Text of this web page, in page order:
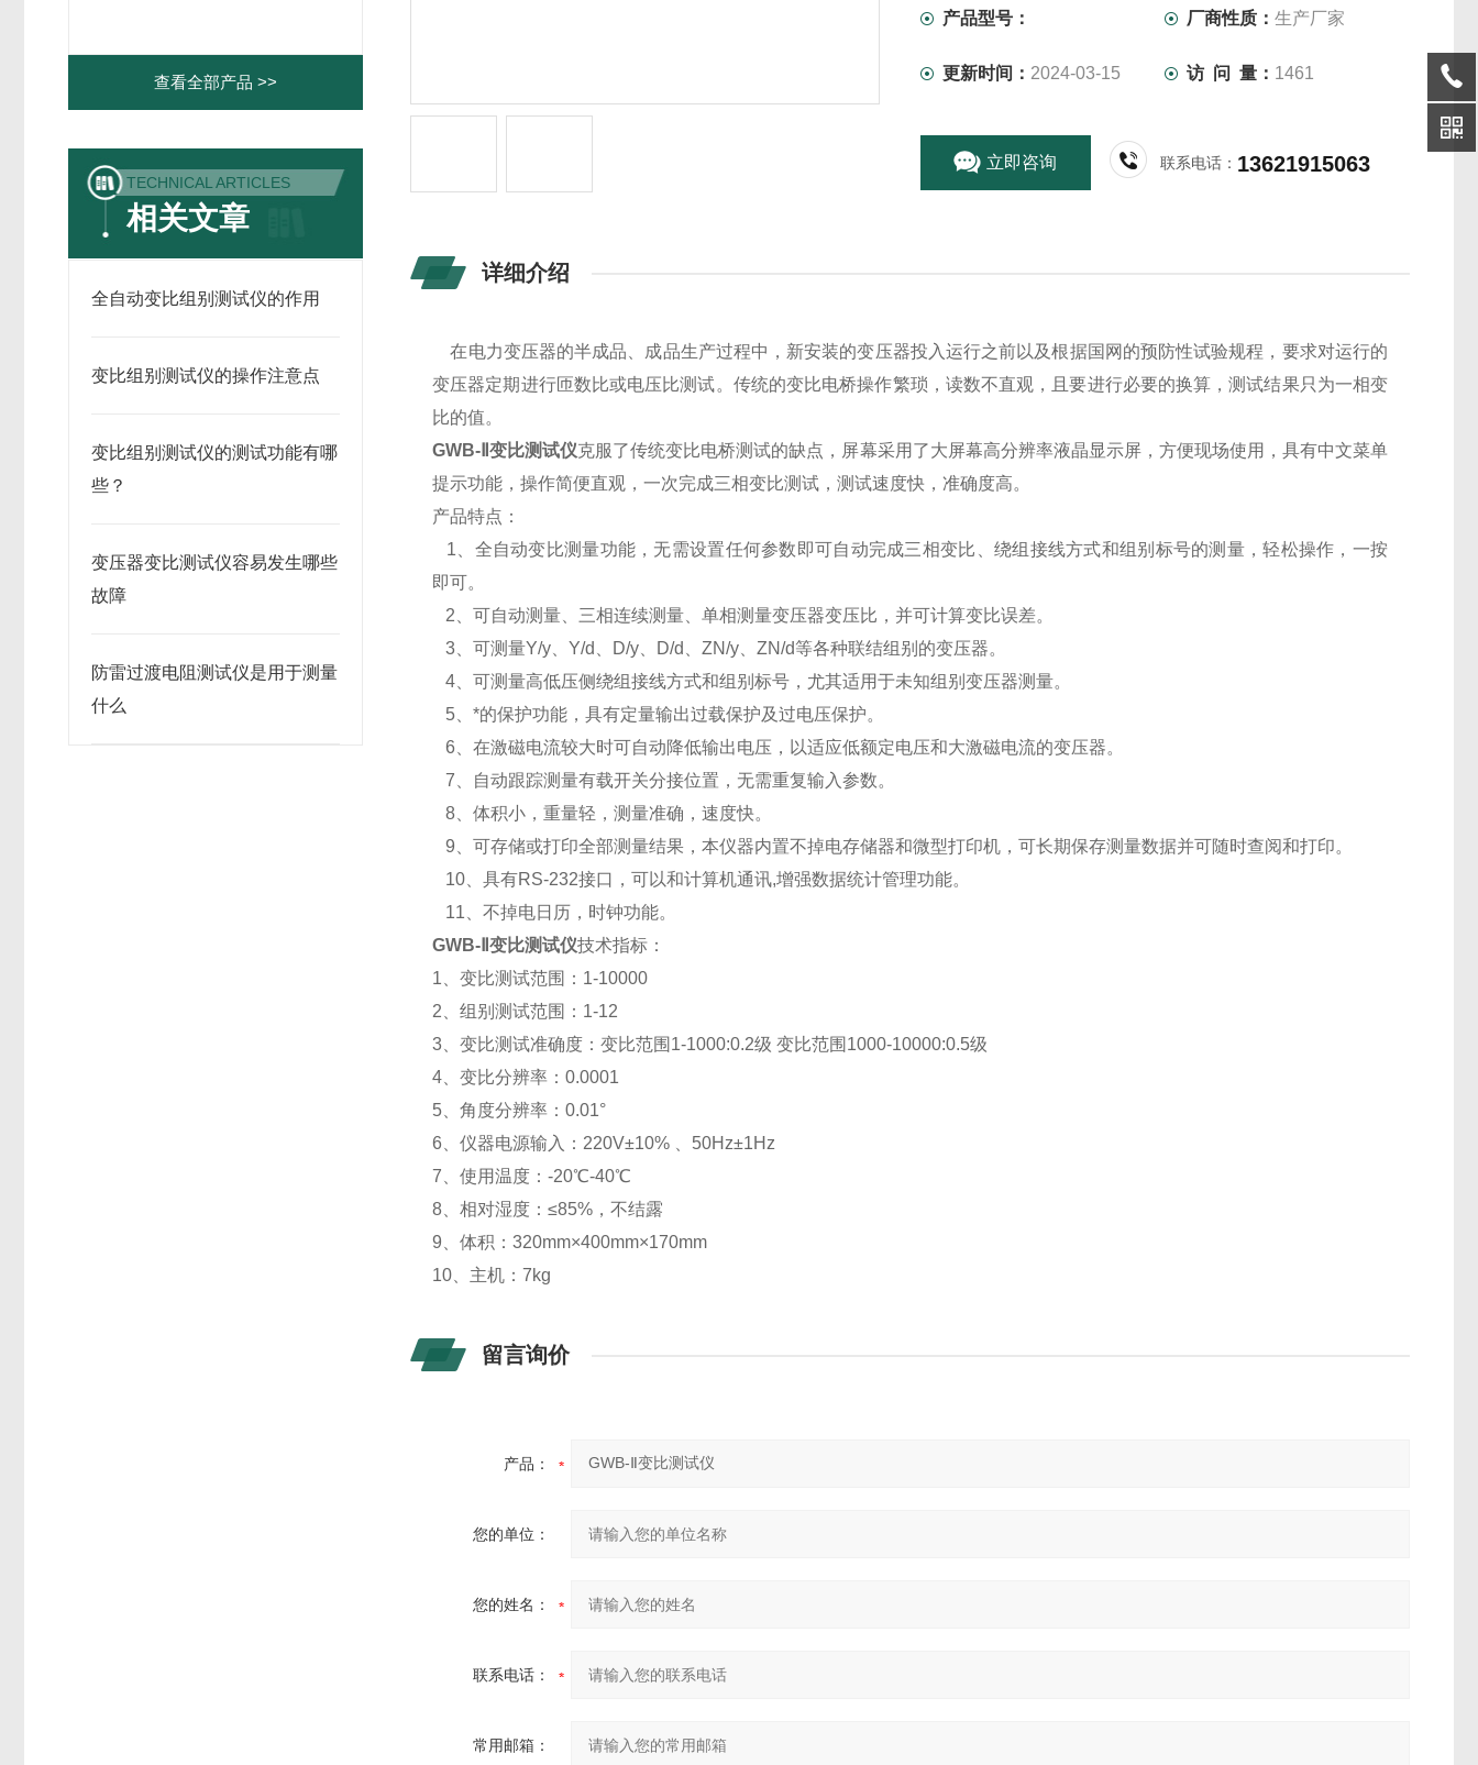
查看全部产品 >>
TECHNICAL ARTICLES
相关文章
全自动变比组别测试仪的作用
变比组别测试仪的操作注意点
变比组别测试仪的测试功能有哪
些？
变压器变比测试仪容易发生哪些
故障
防雷过渡电阻测试仪是用于测量
什么
产品型号： 厂商性质：生产厂家
更新时间： 2024-03-15 访 问 量： 1461
立即咨询 联系电话： 13621915063
详细介绍
在电力变压器的半成品、成品生产过程中，新安装的变压器投入运行之前以及根据国网的预防性试验规程，要求对运行的
变压器定期进行匝数比或电压比测试。传统的变比电桥操作繁琐，读数不直观，且要进行必要的换算，测试结果只为一相变
比的值。
GWB-Ⅱ变比测试仪克服了传统变比电桥测试的缺点，屏幕采用了大屏幕高分辨率液晶显示屏，方便现场使用，具有中文菜单
提示功能，操作简便直观，一次完成三相变比测试，测试速度快，准确度高。
产品特点：
1、全自动变比测量功能，无需设置任何参数即可自动完成三相变比、绕组接线方式和组别标号的测量，轻松操作，一按
即可。
2、可自动测量、三相连续测量、单相测量变压器变压比，并可计算变比误差。
3、可测量Y/y、Y/d、D/y、D/d、ZN/y、ZN/d等各种联结组别的变压器。
4、可测量高低压侧绕组接线方式和组别标号，尤其适用于未知组别变压器测量。
5、*的保护功能，具有定量输出过载保护及过电压保护。
6、在激磁电流较大时可自动降低输出电压，以适应低额定电压和大激磁电流的变压器。
7、自动跟踪测量有载开关分接位置，无需重复输入参数。
8、体积小，重量轻，测量准确，速度快。
9、可存储或打印全部测量结果，本仪器内置不掉电存储器和微型打印机，可长期保存测量数据并可随时查阅和打印。
10、具有RS-232接口，可以和计算机通讯,增强数据统计管理功能。
11、不掉电日历，时钟功能。
GWB-Ⅱ变比测试仪技术指标：
1、变比测试范围：1-10000
2、组别测试范围：1-12
3、变比测试准确度：变比范围1-1000:0.2级 变比范围1000-10000:0.5级
4、变比分辨率：0.0001
5、角度分辨率：0.01°
6、仪器电源输入：220V±10% 、50Hz±1Hz
7、使用温度：-20℃-40℃
8、相对湿度：≤85%，不结露
9、体积：320mm×400mm×170mm
10、主机：7kg
留言询价
产品：
您的单位：
您的姓名：
联系电话：
常用邮箱：